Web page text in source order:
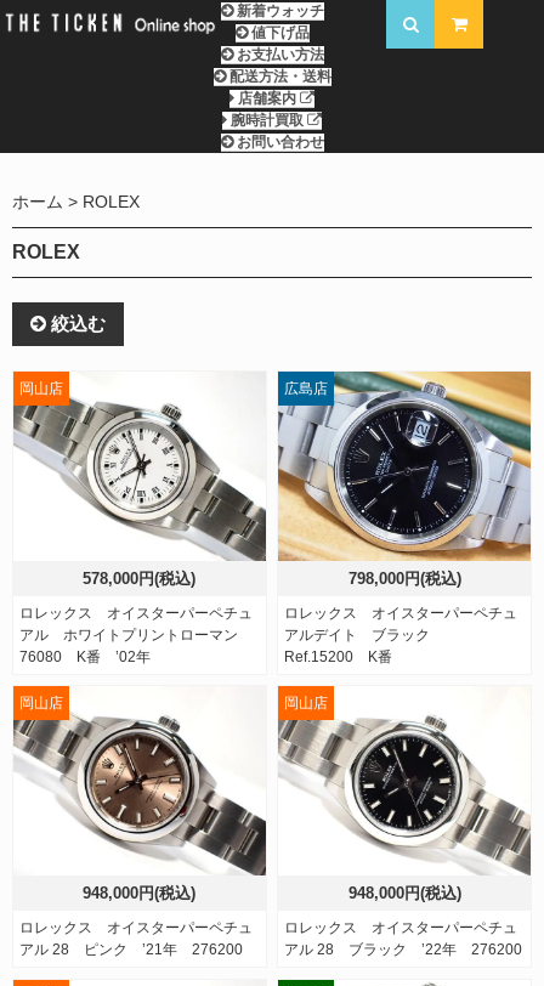
新着ウォッチ
値下げ品
お支払い方法
配送方法・送料
店舗案内
腕時計買取
お問い合わせ
ホーム ROLEX
ROLEX
絞込む
578,000円(税込)
ロレックス オイスターパーペチュ
アル ホワイトプリントローマン
76080 K番 ’02年
岡山店
798,000円(税込)
ロレックス オイスターパーペチュ
アルデイト ブラック
Ref.15200 K番
広島店
948,000円(税込)
ロレックス オイスターパーペチュ
アル 28 ピンク ’21年 276200
岡山店
948,000円(税込)
ロレックス オイスターパーペチュ
アル 28 ブラック ’22年 276200
岡山店